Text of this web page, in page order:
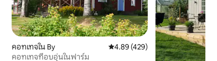
คอทเทจใน By คะแนนเฉลี่ย 4.89 จาก 5, 429 รีวิว
4.89 (429)
คอทเทจที่อบอุ่นในฟาร์ม